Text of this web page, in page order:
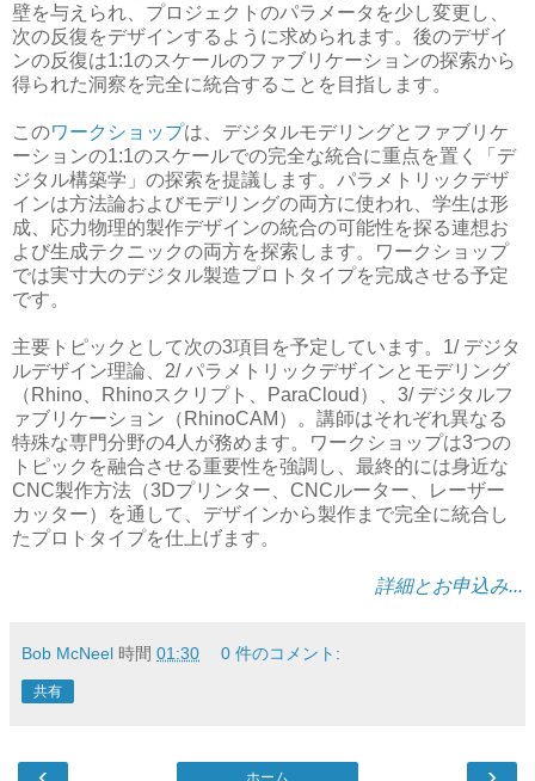
壁を与えられ、プロジェクトのパラメータを少し変更し、
次の反復をデザインするように求められます。後のデザイ
ンの反復は1:1のスケールのファブリケーションの探索から
得られた洞察を完全に統合することを目指します。
このワークショップは、デジタルモデリングとファブリケ
ーションの1:1のスケールでの完全な統合に重点を置く「デ
ジタル構築学」の探索を提議します。パラメトリックデザ
インは方法論およびモデリングの両方に使われ、学生は形
成、応力物理的製作デザインの統合の可能性を探る連想お
よび生成テクニックの両方を探索します。ワークショップ
では実寸大のデジタル製造プロトタイプを完成させる予定
です。
主要トピックとして次の3項目を予定しています。1/ デジタ
ルデザイン理論、2/ パラメトリックデザインとモデリング
（Rhino、Rhinoスクリプト、ParaCloud）、3/ デジタルフ
ァブリケーション（RhinoCAM）。講師はそれぞれ異なる
特殊な専門分野の4人が務めます。ワークショップは3つの
トピックを融合させる重要性を強調し、最終的には身近な
CNC製作方法（3Dプリンター、CNCルーター、レーザー
カッター）を通して、デザインから製作まで完全に統合し
たプロトタイプを仕上げます。
詳細とお申込み...
Bob McNeel 時間 01:30 0 件のコメント:
共有
ホーム